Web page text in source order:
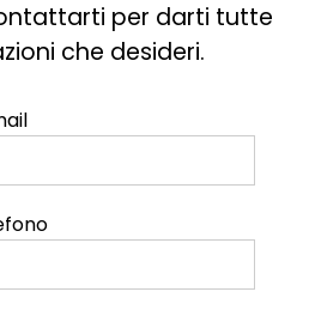
per darti tutte
che desideri.